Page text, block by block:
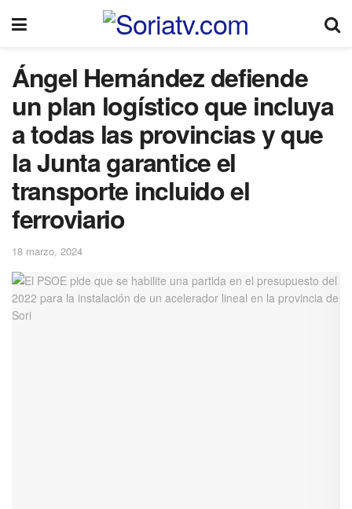
Ángel Hernández defiende
un plan logístico que incluya
a todas las provincias y que
la Junta garantice el
transporte incluido el
ferroviario
18 marzo, 2024